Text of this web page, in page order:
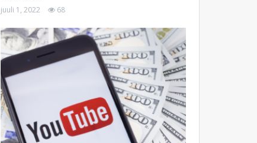
juuli 1, 2022 68